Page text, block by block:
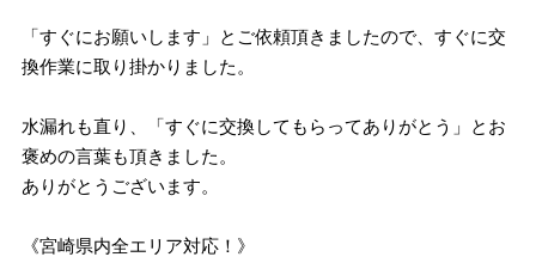
「すぐにお願いします」とご依頼頂きましたので、すぐに交
換作業に取り掛かりました。
水漏れも直り、「すぐに交換してもらってありがとう」とお
褒めの言葉も頂きました。
ありがとうございます。
《宮崎県内全エリア対応！》